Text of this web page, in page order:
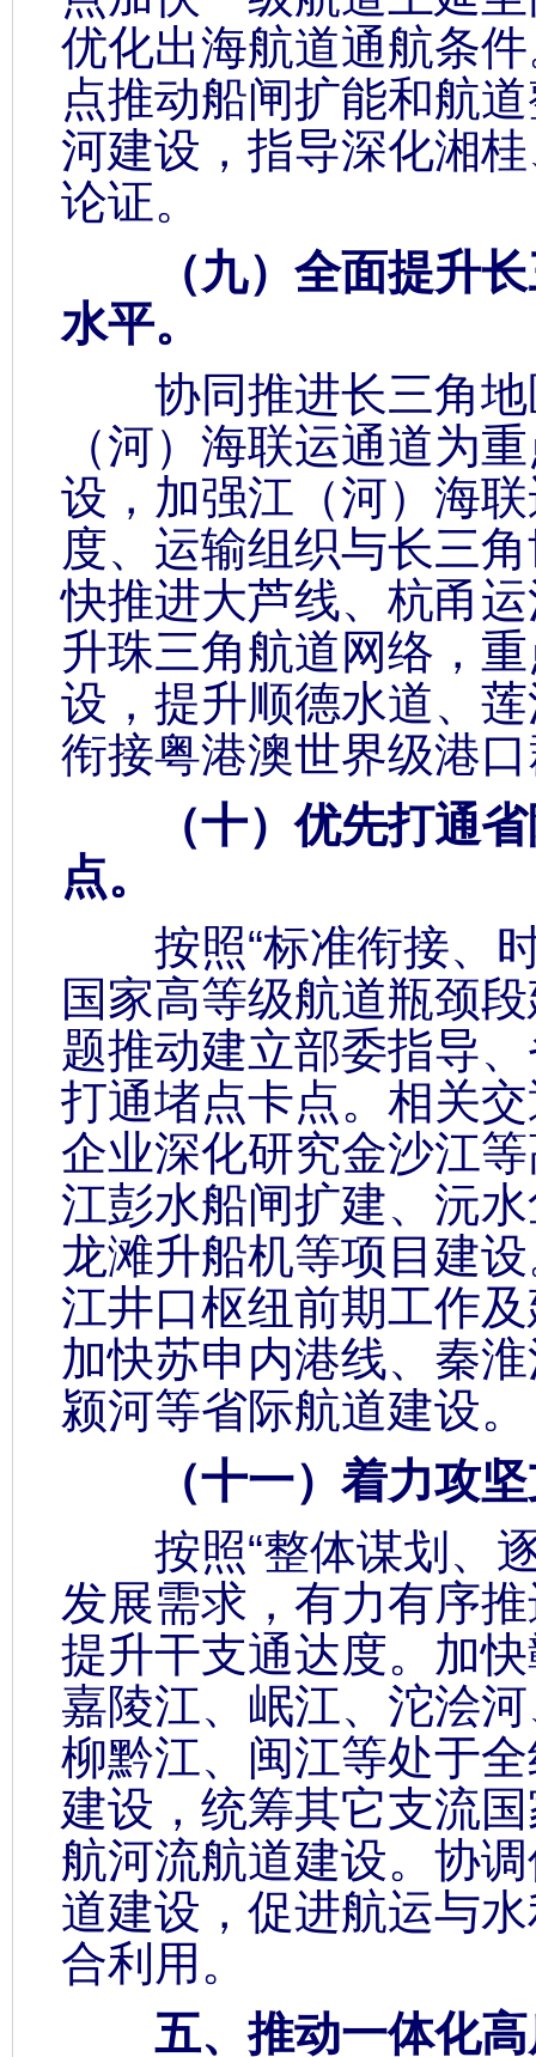
优化出海航道通航条
点推动船闸扩能和航
河建设，指导深化湘
论证。
（九）全面提升长
水平。
协同推进长三角地
（河）海联运通道为
设，加强江（河）海
度、运输组织与长三
快推进大芦线、杭甬
升珠三角航道网络，
设，提升顺德水道、
衔接粤港澳世界级港
（十）优先打通省
点。
按照“标准衔接、时
国家高等级航道瓶颈
题推动建立部委指导
打通堵点卡点。相关
企业深化研究金沙江
江彭水船闸扩建、沅
龙滩升船机等项目建
江井口枢纽前期工作
加快苏申内港线、秦
颍河等省际航道建设。
（十一）着力攻坚
按照“整体谋划、逐
发展需求，有力有序
提升干支通达度。加
嘉陵江、岷江、沱浍
柳黔江、闽江等处于
建设，统筹其它支流
航河流航道建设。协
道建设，促进航运与
合利用。
五、推动一体化高